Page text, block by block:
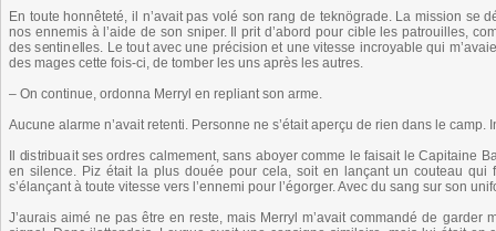
En toute honnêteté, il n’avait pas volé son rang de teknögrade. La mission se
nos ennemis à l’aide de son sniper. Il prit d’abord pour cible les patrouilles,
des sentinelles. Le tout avec une précision et une vitesse incroyable qui
des mages cette fois-ci, de tomber les uns après les autres.
– On continue, ordonna Merryl en repliant son arme.
Aucune alarme n’avait retenti. Personne ne s’était aperçu de rien dans le camp.
Il distribuait ses ordres calmement, sans aboyer comme le faisait le Capitaine
en silence. Piz était la plus douée pour cela, soit en lançant un couteau qui
s’élançant à toute vitesse vers l’ennemi pour l’égorger. Avec du sang sur son
J’aurais aimé ne pas être en reste, mais Merryl m’avait commandé de